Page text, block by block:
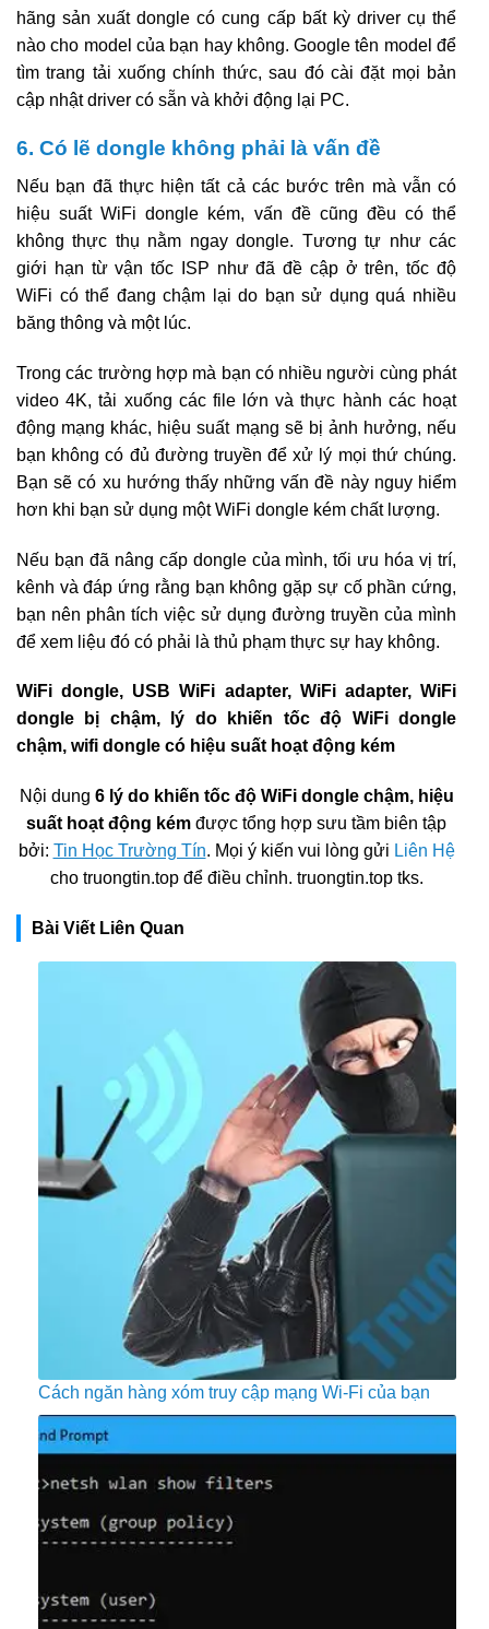
hãng sản xuất dongle có cung cấp bất kỳ driver cụ thể
nào cho model của bạn hay không. Google tên model để
tìm trang tải xuống chính thức, sau đó cài đặt mọi bản
cập nhật driver có sẵn và khởi động lại PC.
6. Có lẽ dongle không phải là vấn đề
Nếu bạn đã thực hiện tất cả các bước trên mà vẫn có
hiệu suất WiFi dongle kém, vấn đề cũng đều có thể
không thực thụ nằm ngay dongle. Tương tự như các
giới hạn từ vận tốc ISP như đã đề cập ở trên, tốc độ
WiFi có thể đang chậm lại do bạn sử dụng quá nhiều
băng thông và một lúc.
Trong các trường hợp mà bạn có nhiều người cùng phát
video 4K, tải xuống các file lớn và thực hành các hoạt
động mạng khác, hiệu suất mạng sẽ bị ảnh hưởng, nếu
bạn không có đủ đường truyền để xử lý mọi thứ chúng.
Bạn sẽ có xu hướng thấy những vấn đề này nguy hiểm
hơn khi bạn sử dụng một WiFi dongle kém chất lượng.
Nếu bạn đã nâng cấp dongle của mình, tối ưu hóa vị trí,
kênh và đáp ứng rằng bạn không gặp sự cố phần cứng,
bạn nên phân tích việc sử dụng đường truyền của mình
để xem liệu đó có phải là thủ phạm thực sự hay không.
WiFi dongle, USB WiFi adapter, WiFi adapter, WiFi
dongle bị chậm, lý do khiến tốc độ WiFi dongle
chậm, wifi dongle có hiệu suất hoạt động kém
Nội dung 6 lý do khiến tốc độ WiFi dongle chậm, hiệu
suất hoạt động kém được tổng hợp sưu tầm biên tập
bởi: Tin Học Trường Tín. Mọi ý kiến vui lòng gửi Liên Hệ
cho truongtin.top để điều chỉnh. truongtin.top tks.
Bài Viết Liên Quan
Cách ngăn hàng xóm truy cập mạng Wi-Fi của bạn